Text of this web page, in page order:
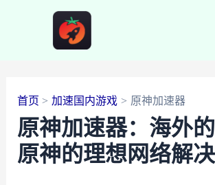
首页 加速国内游戏 原神加速器
原神加速器：海外
原神的理想网络解